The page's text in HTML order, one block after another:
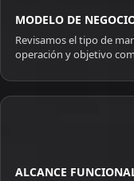
MODELO DE
Revisamos el tipo de
operación y objetivo
ALCANCE